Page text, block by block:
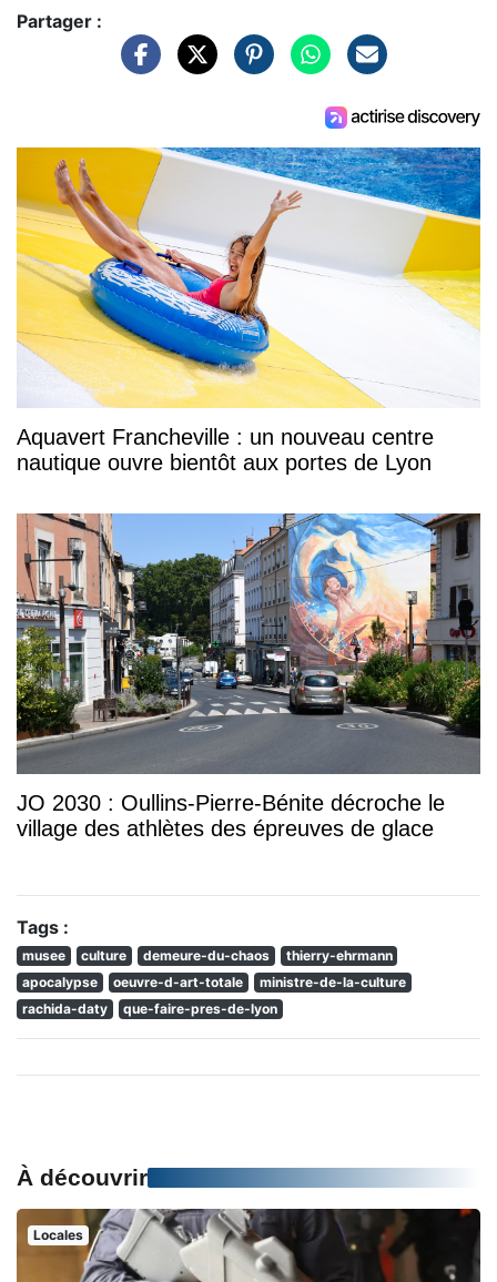
Partager :
Aquavert Francheville : un nouveau centre
nautique ouvre bientôt aux portes de Lyon
JO 2030 : Oullins-Pierre-Bénite décroche le
village des athlètes des épreuves de glace
Tags :
musee culture demeure-du-chaos
thierry-ehrmann
apocalypse
oeuvre-d-art-totale
ministre-de-la-culture
rachida-daty
que-faire-pres-de-lyon
À découvrir
Locales